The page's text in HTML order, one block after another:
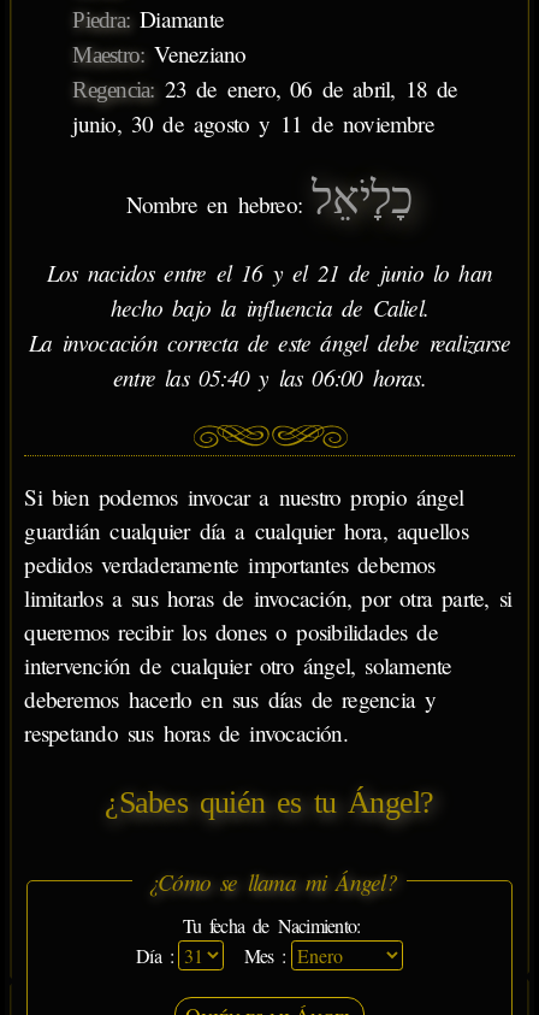
Piedra: Diamante
Maestro: Veneziano
Regencia: 23 de enero, 06 de abril, 18 de
junio, 30 de agosto y 11 de noviembre
Nombre en hebreo: כָלָיֹאֵל
Los nacidos entre el 16 y el 21 de junio lo han
hecho bajo la influencia de Caliel.
La invocación correcta de este ángel debe realizarse
entre las 05:40 y las 06:00 horas.
Si bien podemos invocar a nuestro propio ángel
guardián cualquier día a cualquier hora, aquellos
pedidos verdaderamente importantes debemos
limitarlos a sus horas de invocación, por otra parte, si
queremos recibir los dones o posibilidades de
intervención de cualquier otro ángel, solamente
deberemos hacerlo en sus días de regencia y
respetando sus horas de invocación.
¿Sabes quién es tu Ángel?
¿Cómo se llama mi Ángel?
Tu fecha de Nacimiento:
Día :
Mes :